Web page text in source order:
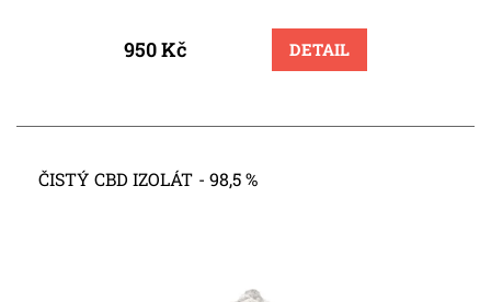
950 Kč DETAIL
ČISTÝ CBD IZOLÁT - 98,5 %